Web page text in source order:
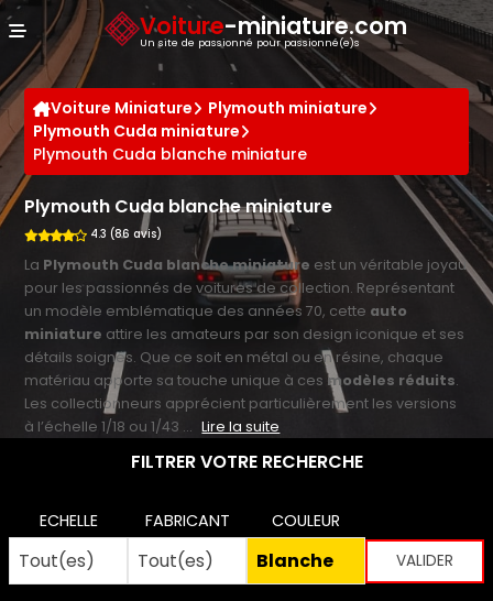
Voiture-miniature.com
Un site de passionné pour passionné(e)s
Voiture Miniature
Plymouth miniature
Plymouth Cuda miniature
Plymouth Cuda blanche miniature
Plymouth Cuda blanche miniature
4.3 (86 avis)
La Plymouth Cuda blanche miniature est un véritable joyau
pour les passionnés de voitures de collection. Représentant
un modèle emblématique des années 70, cette auto
miniature attire les amateurs par son design iconique et ses
détails soignés. Que ce soit en métal ou en résine, chaque
matériau apporte sa touche unique à ces modèles réduits.
Les collectionneurs apprécient particulièrement les versions
à l’échelle 1/18 ou 1/43 ... Lire la suite
FILTRER VOTRE RECHERCHE
ECHELLE FABRICANT COULEUR
Panneau de gestion des cookies